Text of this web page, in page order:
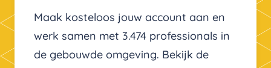
Maak kosteloos jouw account aan en
werk samen met 3.474 professionals in
de gebouwde omgeving. Bekijk de